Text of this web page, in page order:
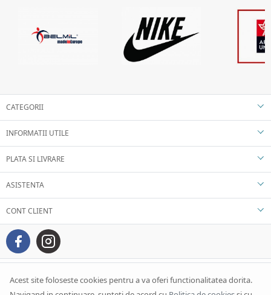
Acest site foloseste cookies pentru a va oferi functionalitatea dorita.
CATEGORII
INFORMATII UTILE
PLATA SI LIVRARE
ASISTENTA
CONT CLIENT